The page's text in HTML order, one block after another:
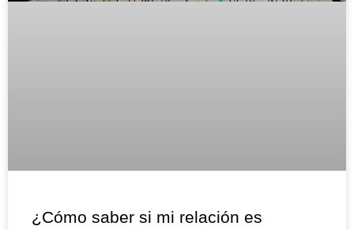
¿Cómo saber si mi relación es